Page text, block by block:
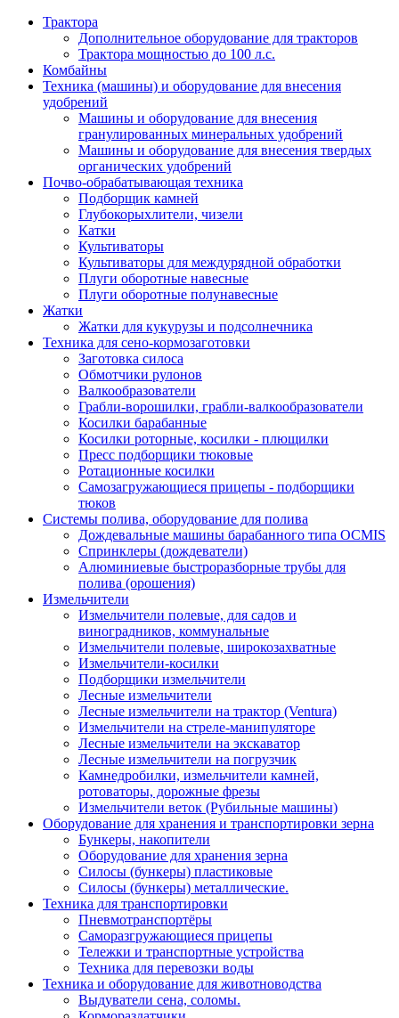
Трактора
Дополнительное оборудование для тракторов
Трактора мощностью до 100 л.с.
Комбайны
Техника (машины) и оборудование для внесения
удобрений
Машины и оборудование для внесения
гранулированных минеральных удобрений
Машины и оборудование для внесения твердых
органических удобрений
Почво-обрабатывающая техника
Подборщик камней
Глубокорыхлители, чизели
Катки
Культиваторы
Культиваторы для междурядной обработки
Плуги оборотные навесные
Плуги оборотные полунавесные
Жатки
Жатки для кукурузы и подсолнечника
Техника для сено-кормозаготовки
Заготовка силоса
Обмотчики рулонов
Валкообразователи
Грабли-ворошилки, грабли-валкообразователи
Косилки барабанные
Косилки роторные, косилки - плющилки
Пресс подборщики тюковые
Ротационные косилки
Самозагружающиеся прицепы - подборщики
тюков
Системы полива, оборудование для полива
Дождевальные машины барабанного типа OCMIS
Спринклеры (дождеватели)
Алюминиевые быстроразборные трубы для
полива (орошения)
Измельчители
Измельчители полевые, для садов и
виноградников, коммунальные
Измельчители полевые, широкозахватные
Измельчители-косилки
Подборщики измельчители
Лесные измельчители
Лесные измельчители на трактор (Ventura)
Измельчители на стреле-манипуляторе
Лесные измельчители на экскаватор
Лесные измельчители на погрузчик
Камнедробилки, измельчители камней,
ротоваторы, дорожные фрезы
Измельчители веток (Рубильные машины)
Оборудование для хранения и транспортировки зерна
Бункеры, накопители
Оборудование для хранения зерна
Силосы (бункеры) пластиковые
Силосы (бункеры) металлические.
Техника для транспортировки
Пневмотранспортёры
Саморазгружающиеся прицепы
Тележки и транспортные устройства
Техника для перевозки воды
Техника и оборудование для животноводства
Выдуватели сена, соломы.